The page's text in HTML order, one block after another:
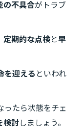
の不具合がトラブ
定期的な点検と早
を迎える といわれ
ったら状態をチェ
検討しましょう。